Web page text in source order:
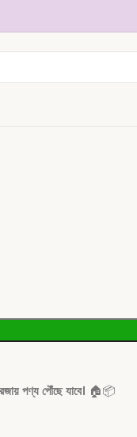
পণ্য পৌঁছে যাবে। 🏠📦